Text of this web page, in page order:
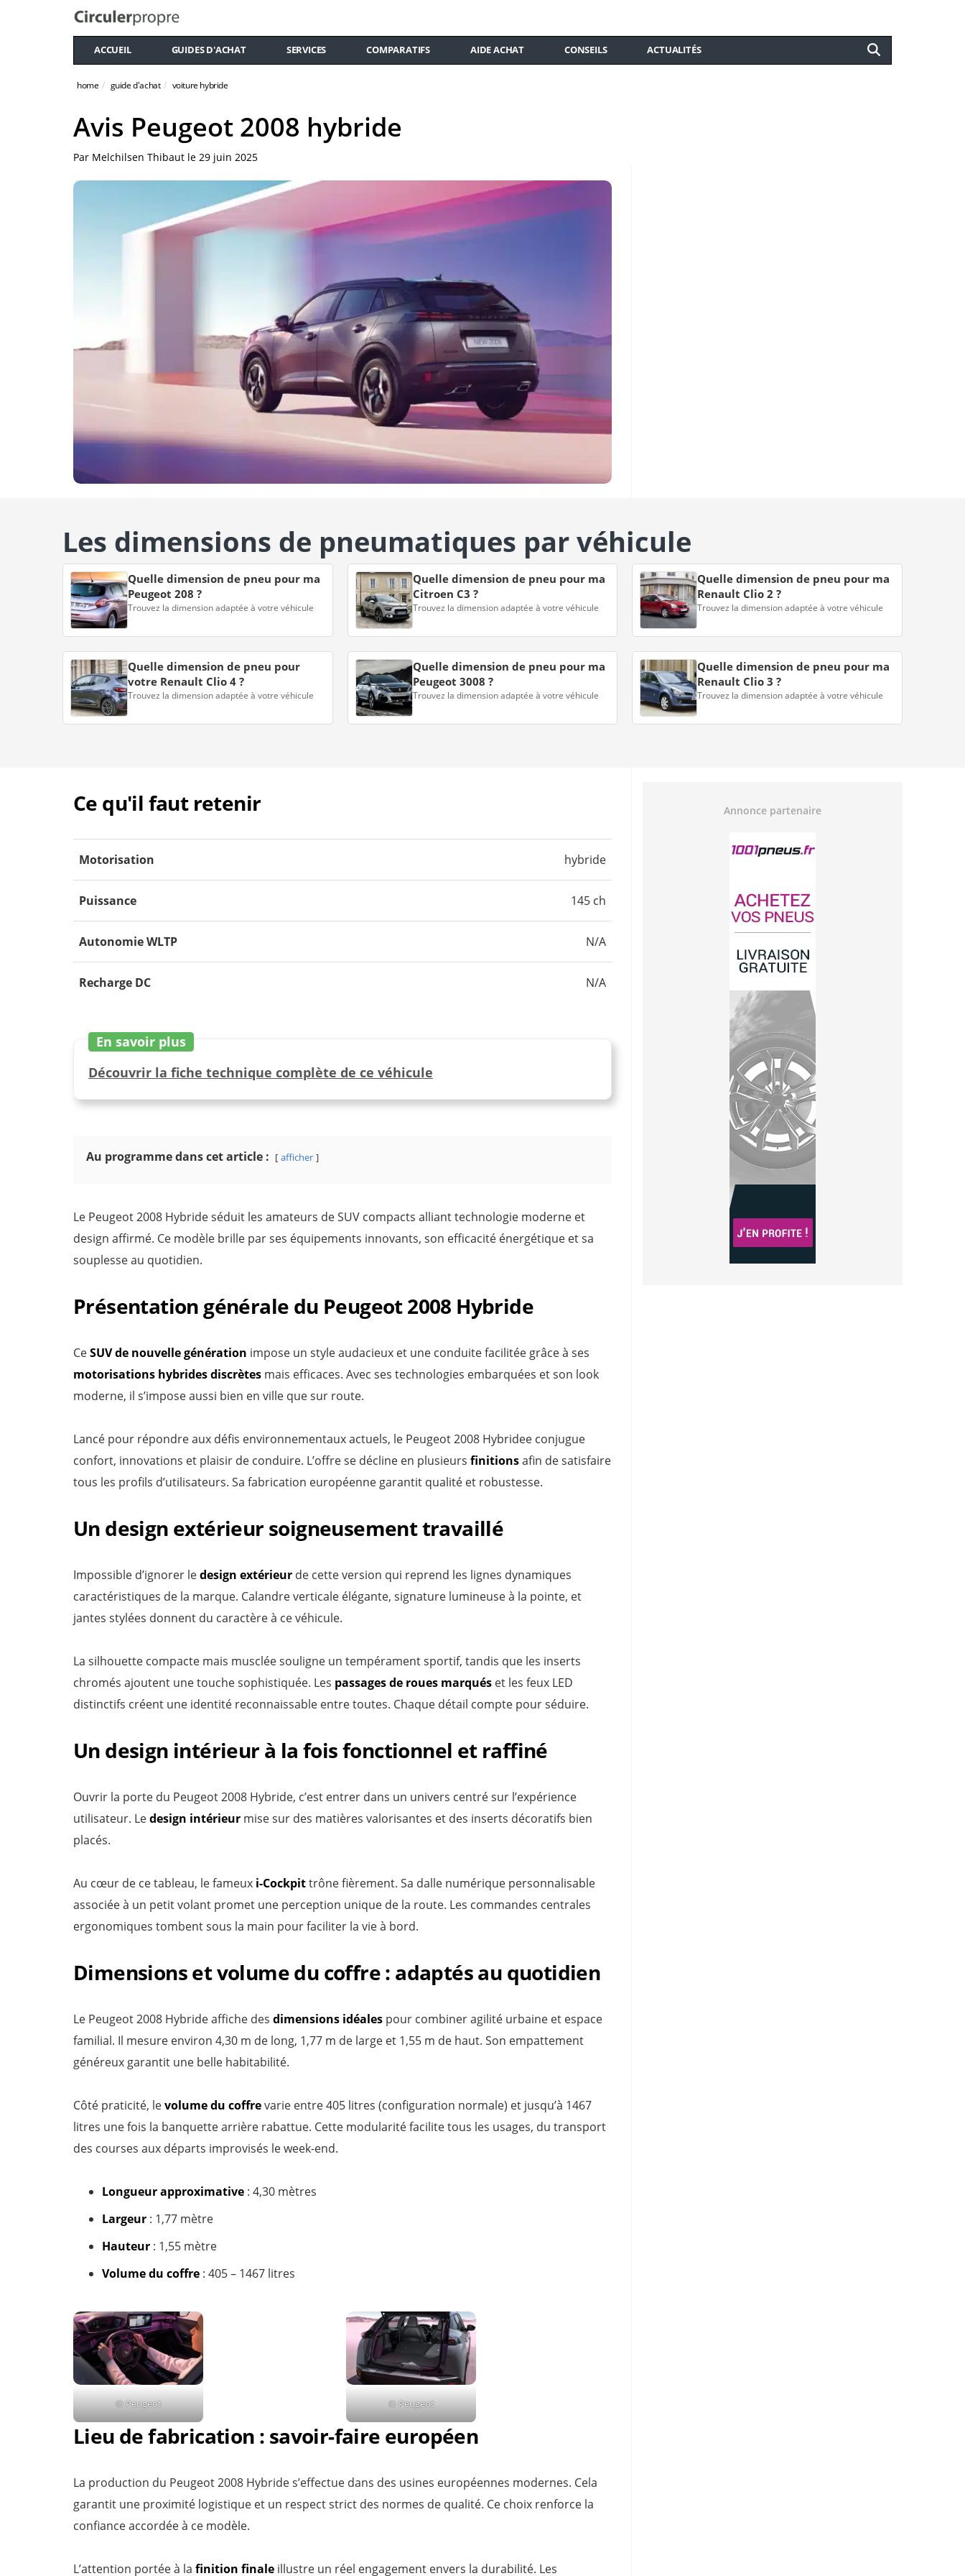
ACCUEIL GUIDES D'ACHAT SERVICES COMPARATIFS AIDE ACHAT CONSEILS ACTUALITÉS
home guide d'achat voiture hybride
Avis Peugeot 2008 hybride
Par Melchilsen Thibaut le 29 juin 2025
Les dimensions de pneumatiques par véhicule
Quelle dimension de pneu pour ma
Peugeot 208 ?
Trouvez la dimension adaptée à votre véhicule
Quelle dimension de pneu pour ma
Citroen C3 ?
Trouvez la dimension adaptée à votre véhicule
Quelle dimension de pneu pour ma
Renault Clio 2 ?
Trouvez la dimension adaptée à votre véhicule
Quelle dimension de pneu pour
votre Renault Clio 4 ?
Trouvez la dimension adaptée à votre véhicule
Quelle dimension de pneu pour ma
Peugeot 3008 ?
Trouvez la dimension adaptée à votre véhicule
Quelle dimension de pneu pour ma
Renault Clio 3 ?
Trouvez la dimension adaptée à votre véhicule
Ce qu'il faut retenir
Motorisation hybride
Puissance 145 ch
Autonomie WLTP N/A
Recharge DC N/A
En savoir plus
Découvrir la fiche technique complète de ce véhicule
Au programme dans cet article : afficher
Le Peugeot 2008 Hybride séduit les amateurs de SUV compacts alliant technologie moderne et
design affirmé. Ce modèle brille par ses équipements innovants, son efficacité énergétique et sa
souplesse au quotidien.
Présentation générale du Peugeot 2008 Hybride
CeSUV de nouvelle génération impose un style audacieux et une conduite facilitée grâce à ses
motorisations hybrides discrètes mais efficaces. Avec ses technologies embarquées et son look
moderne, il s’impose aussi bien en ville que sur route.
Lancé pour répondre aux défis environnementaux actuels, le Peugeot 2008 Hybridee conjugue
confort, innovations et plaisir de conduire. L’offre se décline en plusieurs finitionsafin de satisfaire
tous les profils d’utilisateurs. Sa fabrication européenne garantit qualité et robustesse.
Un design extérieur soigneusement travaillé
Impossible d’ignorer ledesign extérieur de cette version qui reprend les lignes dynamiques
caractéristiques de la marque. Calandre verticale élégante, signature lumineuse à la pointe, et
jantes stylées donnent du caractère à ce véhicule.
La silhouette compacte mais musclée souligne un tempérament sportif, tandis que les inserts
chromés ajoutent une touche sophistiquée. Les passages de roues marqués et les feux LED
distinctifs créent une identité reconnaissable entre toutes. Chaque détail compte pour séduire.
Un design intérieur à la fois fonctionnel et raffiné
Ouvrir la porte du Peugeot 2008 Hybride, c’est entrer dans un univers centré sur l’expérience
utilisateur. Ledesign intérieur mise sur des matières valorisantes et des inserts décoratifs bien
placés.
Au cœur de ce tableau, le fameux i-Cockpittrône fièrement. Sa dalle numérique personnalisable
associée à un petit volant promet une perception unique de la route. Les commandes centrales
ergonomiques tombent sous la main pour faciliter la vie à bord.
Dimensions et volume du coffre : adaptés au quotidien
Le Peugeot 2008 Hybride affiche des dimensions idéales pour combiner agilité urbaine et espace
familial. Il mesure environ 4,30 m de long, 1,77 m de large et 1,55 m de haut. Son empattement
généreux garantit une belle habitabilité.
Côté praticité, levolume du coffrevarie entre 405 litres (configuration normale) et jusqu’à 1467
litres une fois la banquette arrière rabattue. Cette modularité facilite tous les usages, du transport
des courses aux départs improvisés le week-end.
Longueur approximative : 4,30 mètres
Largeur : 1,77 mètre
Hauteur : 1,55 mètre
Volume du coffre : 405 – 1467 litres
© Peugeot © Peugeot
Lieu de fabrication : savoir-faire européen
La production du Peugeot 2008 Hybride s’effectue dans des usines européennes modernes. Cela
garantit une proximité logistique et un respect strict des normes de qualité. Ce choix renforce la
confiance accordée à ce modèle.
L’attention portée à la finition finale illustre un réel engagement envers la durabilité. Les
Annonce partenaire